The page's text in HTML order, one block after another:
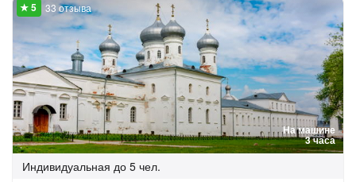
На машине
3 часа
33 отзыва
Индивидуальная до 5 чел.